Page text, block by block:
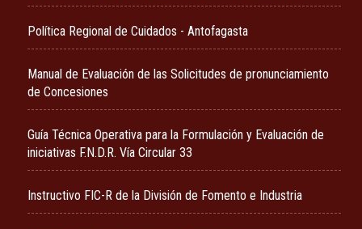
Política Regional de Cuidados - Antofagasta
Manual de Evaluación de las Solicitudes de pronunciamiento
de Concesiones
Guía Técnica Operativa para la Formulación y Evaluación de
iniciativas F.N.D.R. Vía Circular 33
Instructivo FIC-R de la División de Fomento e Industria